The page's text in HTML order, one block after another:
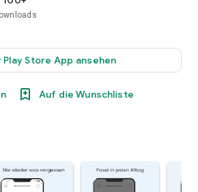
Play Store App ansehen
Auf die Wunschliste